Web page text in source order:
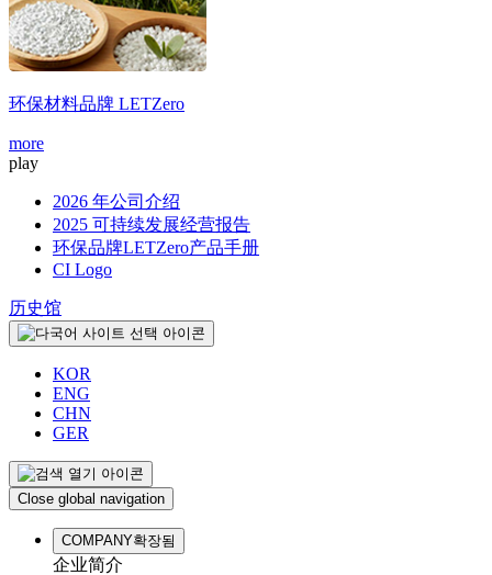
环保材料品牌 LETZero
more
play
2026 年公司介绍
2025 可持续发展经营报告
环保品牌LETZero产品手册
CI Logo
历史馆
KOR
ENG
CHN
GER
Close global navigation
COMPANY확장됨
企业简介